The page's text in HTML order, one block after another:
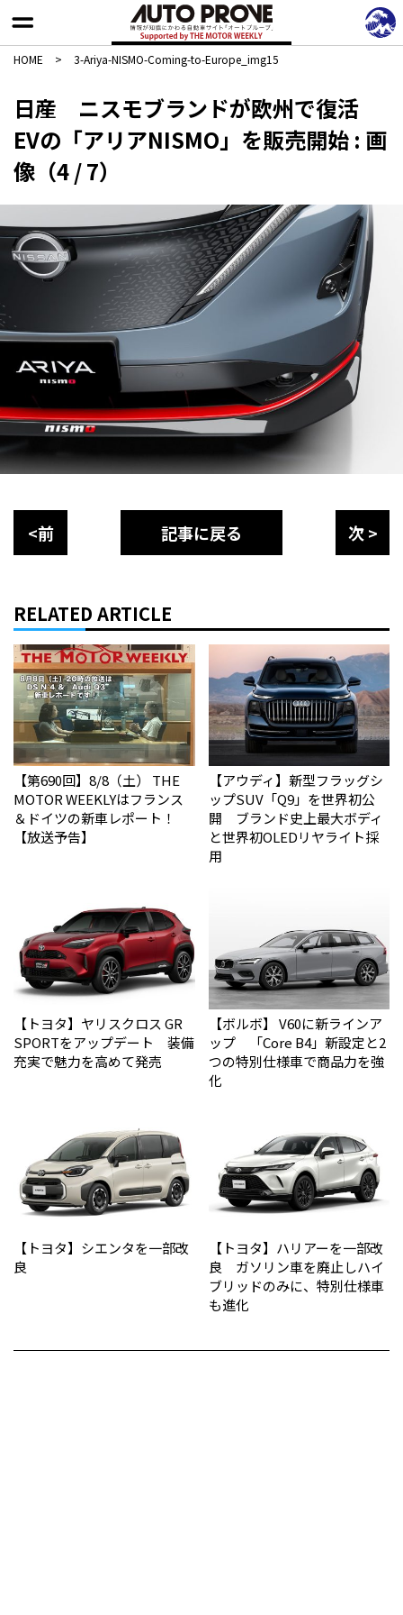
HOME > 3-Ariya-NISMO-Coming-to-Europe_img15
日産 ニスモブランドが欧州で復活
EVの「アリアNISMO」を販売開始 : 画
像（4 / 7）
<前 記事に戻る 次 >
RELATED ARTICLE
【第690回】8/8（土） THE
MOTOR WEEKLYはフランス
＆ドイツの新車レポート！
【放送予告】
【アウディ】新型フラッグシ
ップSUV「Q9」を世界初公
開 ブランド史上最大ボディ
と世界初OLEDリヤライト採
用
【トヨタ】ヤリスクロス GR
SPORTをアップデート 装備
充実で魅力を高めて発売
【ボルボ】 V60に新ラインア
ップ 「Core B4」新設定と2
つの特別仕様車で商品力を強
化
【トヨタ】シエンタを一部改
良
【トヨタ】ハリアーを一部改
良 ガソリン車を廃止しハイ
ブリッドのみに、特別仕様車
も進化